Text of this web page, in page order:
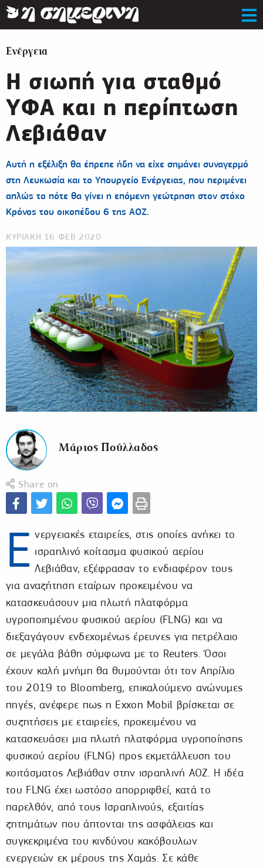
Ενέργεια
H σιωπή για σταθμό
ΥΦΑ και η περίπτωση
Λεβιάθαν
Αυτή η εξέλιξη θα έπρεπε ήδη να είχε σημάνει συναγερμό
στη Λευκωσία και το Υπουργείο Ενέργειας, που περιμένει
απλώς το πότε θα γίνει η επόμενη γεώτρηση στον στόχο
Κρόνος του οικοπέδου 6 της ΑΟΖ.
ΚΥΡΙΑΚΗ 16 ΦΕΒ 2020
Μάριος Πούλλαδος
Share on
Ε νεργειακές εταιρείες, στις οποίες ανήκει το
ισραηλινό κοίτασμα φυσικού αερίου
Λεβιάθαν, εξέφρασαν το ενδιαφέρον τους
για αναζήτηση εταίρων προκειμένου να
κατασκευάσουν μια πλωτή πλατφόρμα
υγροποιημένου φυσικού αερίου (FLNG) και να
διεξαγάγουν ενδεχομένως έρευνες για πετρέλαιο
σε μεγάλα βάθη σύμφωνα με το Reuters. Όσοι
έχουν καλή μνήμη θα θυμούνται ότι τον Απρίλιο
του 2019 το Bloomberg, επικαλούμενο ανώνυμες
πηγές, ανέφερε πως η Exxon Μobil βρίσκεται σε
συζητήσεις με εταιρείες, προκειμένου να
κατασκευάσει μια πλωτή πλατφόρμα υγροποίησης
φυσικού αερίου (FLNG) προς εκμετάλλευση του
κοιτάσματος Λεβιάθαν στην ισραηλινή ΑΟΖ. H ιδέα
του FLNG έχει ωστόσο απορριφθεί, κατά το
παρελθόν, από τους Ισραηλινούς, εξαιτίας
ζητημάτων που άπτονται της ασφάλειας και
συγκεκριμένα του κινδύνου κακόβουλων
ενεργειών εκ μέρους της Χαμάς. Σε κάθε